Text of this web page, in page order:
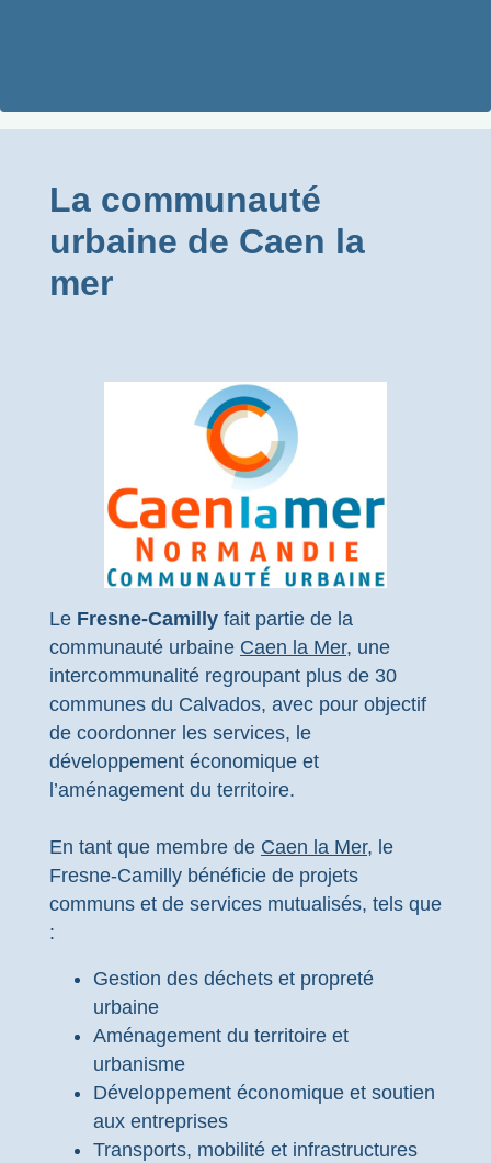
La communauté
urbaine de Caen la
mer
Le Fresne-Camilly fait partie de la
communauté urbaine Caen la Mer, une
intercommunalité regroupant plus de 30
communes du Calvados, avec pour objectif
de coordonner les services, le
développement économique et
l’aménagement du territoire.
En tant que membre de Caen la Mer, le
Fresne-Camilly bénéficie de projets
communs et de services mutualisés, tels que
:
Gestion des déchets et propreté
urbaine
Aménagement du territoire et
urbanisme
Développement économique et soutien
aux entreprises
Transports, mobilité et infrastructures